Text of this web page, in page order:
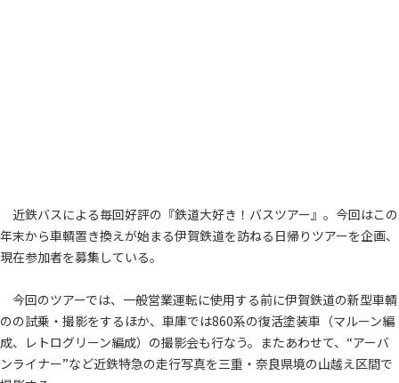
近鉄バスによる毎回好評の『鉄道大好き！バスツアー』。今回はこの
年末から車輌置き換えが始まる伊賀鉄道を訪ねる日帰りツアーを企画、
現在参加者を募集している。
今回のツアーでは、一般営業運転に使用する前に伊賀鉄道の新型車輌
のの試乗・撮影をするほか、車庫では860系の復活塗装車（マルーン編
成、レトログリーン編成）の撮影会も行なう。またあわせて、“アーバ
ンライナー”など近鉄特急の走行写真を三重・奈良県境の山越え区間で